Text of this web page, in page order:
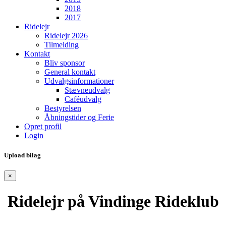
2018
2017
Ridelejr
Ridelejr 2026
Tilmelding
Kontakt
Bliv sponsor
General kontakt
Udvalgsinformationer
Stævneudvalg
Caféudvalg
Bestyrelsen
Åbningstider og Ferie
Opret profil
Login
Upload bilag
×
Ridelejr på Vindinge Rideklub